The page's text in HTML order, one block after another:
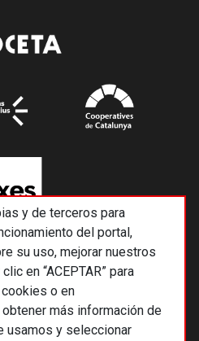
y de terceros para
del portal,
su uso, mejorar nuestros
en “ACEPTAR” para
o en
obtener más información de
usamos y seleccionar